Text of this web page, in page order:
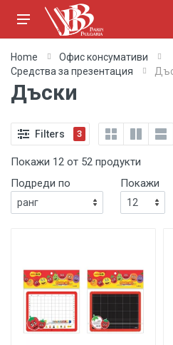
Home
Офис консумативи
Средства за презентация
Дъски
Filters 3
Покажи 12 от 52 продукти
Подреди по
Покажи